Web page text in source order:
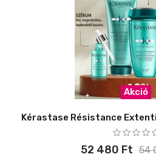
Akció
52 480 Ft 54